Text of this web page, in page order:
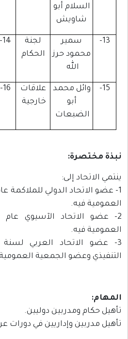
السلام أبو
شاويش
13-
سمير
محمود حرز
الله
لجنة
الحكام
14-
15-
وائل محمد
أبو
الضبعات
علاقات
خارجية
16-
نبذة مختصرة:
ينتمي الاتحاد إلى:
العمومية فيه.
العمومية فيه.
التنفيذي وعضو الجمعية
المهام:
تأهيل حكام ومدربين دوليين.
تأهيل مدربين وإداريين في دورات